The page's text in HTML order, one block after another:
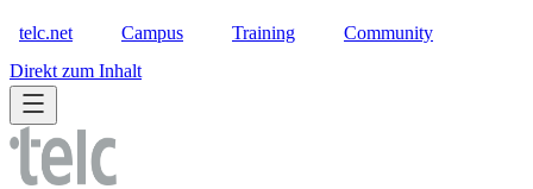
telc.net Campus Training Community
Direkt zum Inhalt